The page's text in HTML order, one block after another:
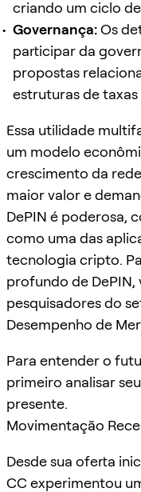
criando um ciclo
Governança:Os
participar da
propostas
estruturas de
Essa utilidade
um modelo
crescimento da
maior valor e
DePIN é poderosa,
como uma das
tecnologia cripto.
profundo de
pesquisadores do
Desempenho de
Para entender o
primeiro analisar
presente.
Movimentação
Desde sua oferta
CC experimentou